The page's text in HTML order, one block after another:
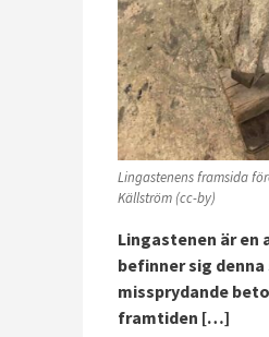
Lingastenens framsida
Källström (cc-by)
Lingastenen är en
befinner sig
missprydande
framtiden […]